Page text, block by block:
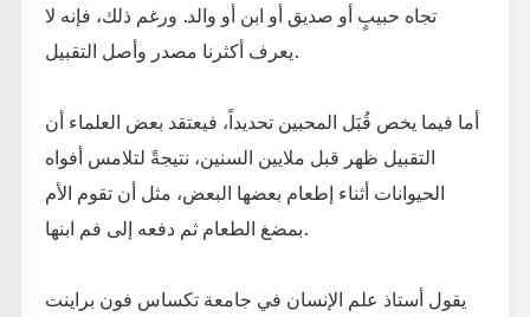
تجاه حبيبٍ أو صديق أو ابن أو والد. ورغم ذلك، فإنه لا
يعرف أكثرنا مصدر وأصل التقبيل.
أما فيما يخص قُبَل المحبين تحديداً، فيعتقد بعض العلماء أن
التقبيل ظهر قبل ملايين السنين، نتيجةً لتلامس أفواه
الحيوانات أثناء إطعام بعضها البعض، مثل أن تقوم الأم
بمضغ الطعام ثم دفعه إلى فم ابنها.
يقول أستاذ علم الإنسان في جامعة تكساس فون براينت